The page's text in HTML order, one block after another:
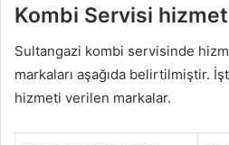
Kombi Servisi
Sultangazi kombi servisinde
markaları aşağıda belirtilmiştir.
hizmeti verilen markalar.